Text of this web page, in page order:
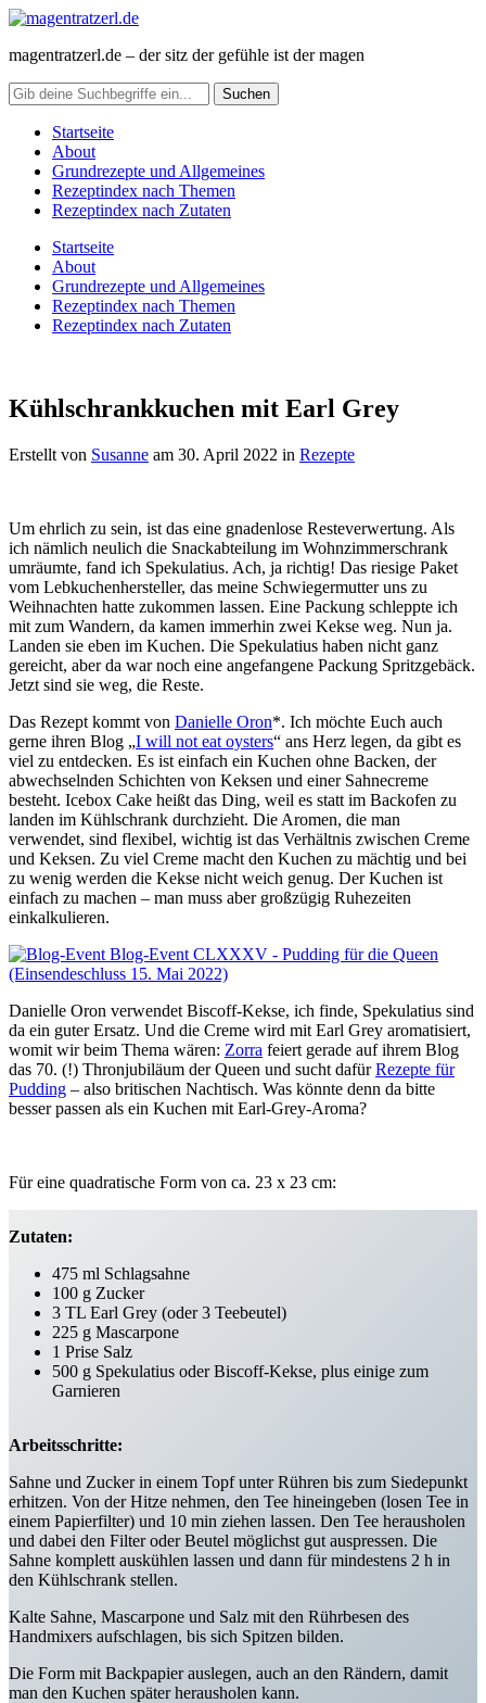
magentratzerl.de – der sitz der gefühle ist der magen
Startseite
About
Grundrezepte und Allgemeines
Rezeptindex nach Themen
Rezeptindex nach Zutaten
Startseite
About
Grundrezepte und Allgemeines
Rezeptindex nach Themen
Rezeptindex nach Zutaten
Kühlschrankkuchen mit Earl Grey
Erstellt von Susanne am 30. April 2022 in Rezepte
Um ehrlich zu sein, ist das eine gnadenlose Resteverwertung. Als
ich nämlich neulich die Snackabteilung im Wohnzimmerschrank
umräumte, fand ich Spekulatius. Ach, ja richtig! Das riesige Paket
vom Lebkuchenhersteller, das meine Schwiegermutter uns zu
Weihnachten hatte zukommen lassen. Eine Packung schleppte ich
mit zum Wandern, da kamen immerhin zwei Kekse weg. Nun ja.
Landen sie eben im Kuchen. Die Spekulatius haben nicht ganz
gereicht, aber da war noch eine angefangene Packung Spritzgebäck.
Jetzt sind sie weg, die Reste.
Das Rezept kommt von Danielle Oron*. Ich möchte Euch auch
gerne ihren Blog „I will not eat oysters“ ans Herz legen, da gibt es
viel zu entdecken. Es ist einfach ein Kuchen ohne Backen, der
abwechselnden Schichten von Keksen und einer Sahnecreme
besteht. Icebox Cake heißt das Ding, weil es statt im Backofen zu
landen im Kühlschrank durchzieht. Die Aromen, die man
verwendet, sind flexibel, wichtig ist das Verhältnis zwischen Creme
und Keksen. Zu viel Creme macht den Kuchen zu mächtig und bei
zu wenig werden die Kekse nicht weich genug. Der Kuchen ist
einfach zu machen – man muss aber großzügig Ruhezeiten
einkalkulieren.
Danielle Oron verwendet Biscoff-Kekse, ich finde, Spekulatius sind
da ein guter Ersatz. Und die Creme wird mit Earl Grey aromatisiert,
womit wir beim Thema wären: Zorra feiert gerade auf ihrem Blog
das 70. (!) Thronjubiläum der Queen und sucht dafürRezepte für
Pudding – also britischen Nachtisch. Was könnte denn da bitte
besser passen als ein Kuchen mit Earl-Grey-Aroma?
Für eine quadratische Form von ca. 23 x 23 cm:
Zutaten:
475 ml Schlagsahne
100 g Zucker
3 TL Earl Grey (oder 3 Teebeutel)
225 g Mascarpone
1 Prise Salz
500 g Spekulatius oder Biscoff-Kekse, plus einige zum
Garnieren
Arbeitsschritte:
Sahne und Zucker in einem Topf unter Rühren bis zum Siedepunkt
erhitzen. Von der Hitze nehmen, den Tee hineingeben (losen Tee in
einem Papierfilter) und 10 min ziehen lassen. Den Tee herausholen
und dabei den Filter oder Beutel möglichst gut auspressen. Die
Sahne komplett auskühlen lassen und dann für mindestens 2 h in
den Kühlschrank stellen.
Kalte Sahne, Mascarpone und Salz mit den Rührbesen des
Handmixers aufschlagen, bis sich Spitzen bilden.
Die Form mit Backpapier auslegen, auch an den Rändern, damit
man den Kuchen später herausholen kann.